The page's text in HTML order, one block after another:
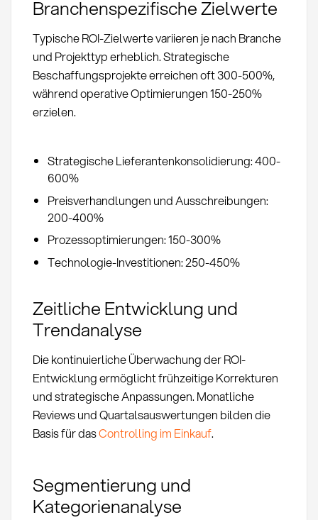
Branchenspezifische Zielwerte
Typische ROI-Zielwerte variieren je nach Branche
und Projekttyp erheblich. Strategische
Beschaffungsprojekte erreichen oft 300-500%,
während operative Optimierungen 150-250%
erzielen.
Strategische Lieferantenkonsolidierung: 400-
600%
Preisverhandlungen und Ausschreibungen:
200-400%
Prozessoptimierungen: 150-300%
Technologie-Investitionen: 250-450%
Zeitliche Entwicklung und
Trendanalyse
Die kontinuierliche Überwachung der ROI-
Entwicklung ermöglicht frühzeitige Korrekturen
und strategische Anpassungen. Monatliche
Reviews und Quartalsauswertungen bilden die
Basis für dasControlling im Einkauf.
Segmentierung und
Kategorienanalyse